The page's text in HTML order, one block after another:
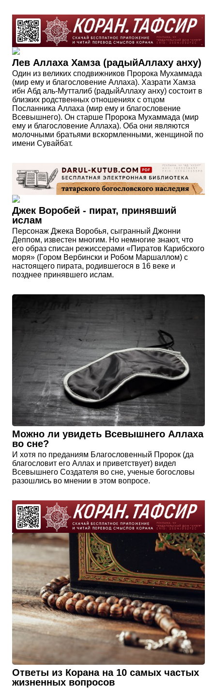
Лев Аллаха Хамза (радыйАллаху анху)
Один из великих сподвижников Пророка Мухаммада
(мир ему и благословение Аллаха). Хазрати Хамза
ибн Абд аль-Мутталиб (радыйАллаху анху) состоит в
близких родственных отношениях с отцом
Посланника Аллаха (мир ему и благословение
Всевышнего). Он старше Пророка Мухаммада (мир
ему и благословение Аллаха). Оба они являются
молочными братьями вскормленными, женщиной по
имени Сувайбат.
Джек Воробей - пират, принявший
ислам
Персонаж Джека Воробья, сыгранный Джонни
Деппом, известен многим. Но немногие знают, что
его образ списан режиссерами «Пиратов Карибского
моря» (Гором Вербински и Робом Маршаллом) с
настоящего пирата, родившегося в 16 веке и
позднее принявшего ислам.
Можно ли увидеть Всевышнего Аллаха
во сне?
И хотя по преданиям Благословенный Пророк (да
благословит его Аллах и приветствует) видел
Всевышнего Создателя во сне, ученые богословы
разошлись во мнении в этом вопросе.
Ответы из Корана на 10 самых частых
жизненных вопросов